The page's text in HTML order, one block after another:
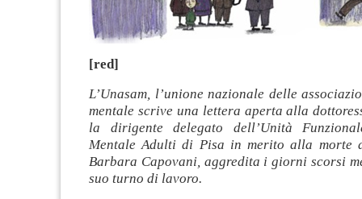
[red]
L’Unasam, l’unione nazionale delle
mentale scrive una lettera aperta alla
la dirigente delegato dell’Unità
Mentale Adulti di Pisa in merito alla morte
Barbara Capovani, aggredita i giorni scorsi
suo turno di lavoro.